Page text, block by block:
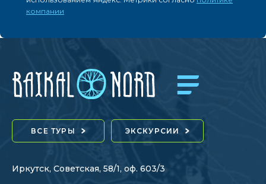
компании
ВСЕ ТУРЫ ЭКСКУРСИИ
Иркутск, Советская, 58/1, оф. 603/3